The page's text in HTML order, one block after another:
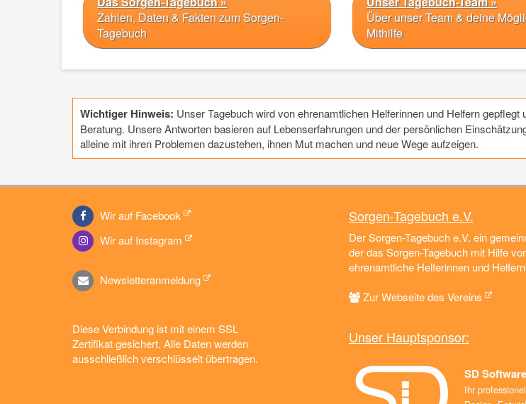
Zahlen, Daten & Fakten zum Sorgen-
Tagebuch
Über unser Team & deine
Mithilfe
Wichtiger Hinweis: Unser Tagebuch wird von ehrenamtlichen Helferinnen und Helfern
Beratung. Unsere Antworten basieren auf Lebenserfahrungen und der persönlichen
alleine mit ihren Problemen dazustehen, ihnen Mut machen und neue Wege aufzeigen.
Wir auf Facebook
Wir auf Instagram
Newsletteranmeldung
Diese Verbindung ist mit einem SSL
Zertifikat gesichert. Alle Daten werden
ausschließlich verschlüsselt übertragen.
Sorgen-Tagebuch e.V.
Der Sorgen-Tagebuch e.V. ein
der das Sorgen-Tagebuch mit Hilfe
ehrenamtliche Helferinnen und
Zur Webseite des Vereins
Unser Hauptsponsor:
SD
Ihr